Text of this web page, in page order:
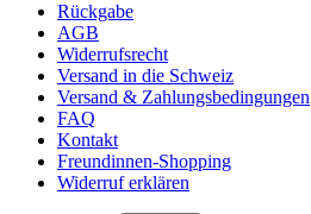
Rückgabe
AGB
Widerrufsrecht
Versand in die Schweiz
Versand & Zahlungsbedingungen
FAQ
Kontakt
Freundinnen-Shopping
Widerruf erklären